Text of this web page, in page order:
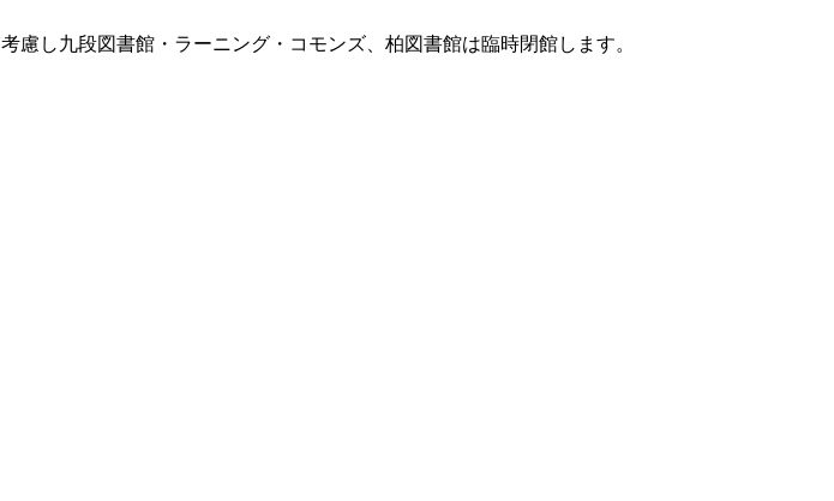
し九段図書館・ラーニング・コモンズ、柏図書館は臨時閉館します。